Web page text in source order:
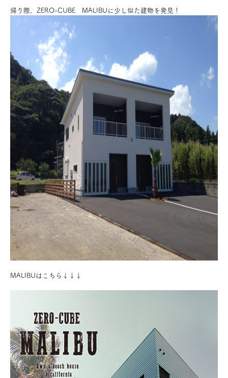
帰り際、ZERO-CUBE MALIBUに少し似た建物を発見！
MALIBUはこちら↓↓↓